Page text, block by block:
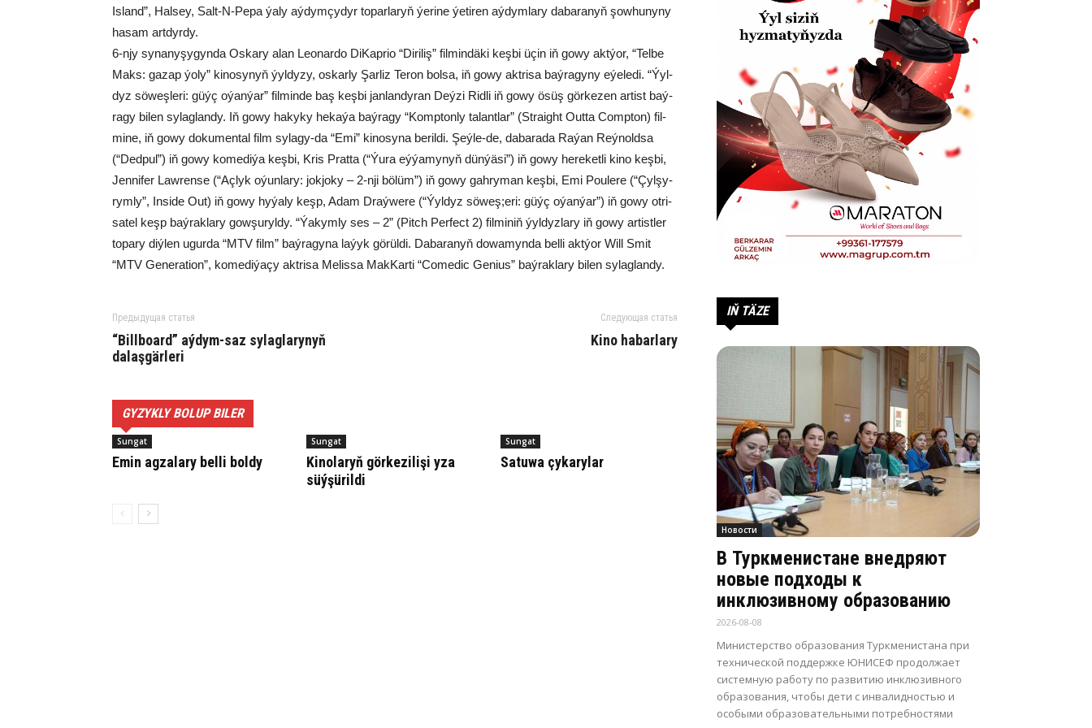
Is­land”, Hal­sey, Salt-N-Pe­pa ýa­ly aý­dym­çy­dyr to­par­la­ryň ýe­ri­ne ýe­ti­ren aý­dym­la­ry da­ba­ra­nyň şow­hu­ny­ny
ha­sam art­dyr­dy.
6-njy sy­na­ny­şy­gyn­da Os­ka­ry alan Leo­nar­do Di­Kap­rio “Di­ri­liş” fil­min­dä­ki keş­bi üçin iň go­wy akt­ýor, “Tel­be
Maks: ga­zap ýo­ly” ki­no­sy­nyň ýyl­dy­zy, os­kar­ly Şar­liz Te­ron bol­sa, iň go­wy akt­ri­sa baý­ra­gy­ny eýe­le­di. “Ýyl­
dyz sö­weş­le­ri: güýç oýan­ýar” fil­min­de baş keş­bi jan­lan­dy­ran Deý­zi Rid­li iň go­wy ösüş gör­ke­zen ar­tist baý­
ra­gy bi­len sy­lag­lan­dy. Iň go­wy ha­ky­ky he­ka­ýa baý­ra­gy “Komp­ton­ly ta­lant­lar” (Straight Out­ta Comp­ton) fil­
mi­ne, iň go­wy do­ku­men­tal film sy­la­gy-da “Emi” ki­no­sy­na be­ril­di. Şeý­le-de, da­ba­ra­da Ra­ýan Reý­nold­sa
(“Ded­pul”) iň go­wy ko­me­di­ýa keş­bi, Kris Prat­ta (“Ýu­ra eý­ýa­my­nyň dün­ýä­si”) iň go­wy he­re­ket­li ki­no keş­bi,
Jen­ni­fer Law­ren­se (“Aç­lyk oýun­la­ry: jok­jo­ky – 2-nji bö­lüm”) iň go­wy gah­ry­man keş­bi, Emi Pou­le­re (“Çyl­şy­
rym­ly”, In­si­de Out) iň go­wy hy­ýa­ly keşp, Adam Draý­we­re (“Ýyl­dyz sö­weş;eri: güýç oýan­ýar”) iň go­wy ot­ri­
sa­tel keşp baý­rak­lary gow­şu­ryl­dy. “Ýa­kym­ly ses – 2” (Pitch Per­fect 2) fil­mi­niň ýyl­dyz­la­ry iň go­wy ar­tist­ler
to­pa­ry diý­len ugur­da “MTV film” baý­ra­gy­na la­ýyk gö­rül­di. Da­ba­ra­nyň do­wa­myn­da bel­li akt­ýor Will Smit
“MTV Ge­ne­ra­ti­on”, ko­me­di­ýa­çy akt­ri­sa Me­lis­sa Mak­Kar­ti “Come­dic Ge­ni­us” baý­rak­la­ry bi­len sy­lag­lan­dy.
Предыдущая статья
“Billboard” aýdym-saz sylaglarynyň
dalaşgärleri
Следующая статья
Kino habarlary
GYZYKLY BOLUP BILER
Sungat
Emin agzalary belli boldy
Sungat
Kinolaryň görkezilişi yza
süýşürildi
Sungat
Satuwa çykarylar
IŇ TÄZE
Новости
В Туркменистане внедряют
новые подходы к
инклюзивному образованию
2026-08-08
Министерство образования Туркменистана при
технической поддержке ЮНИСЕФ продолжает
системную работу по развитию инклюзивного
образования, чтобы дети с инвалидностью и
особыми образовательными потребностями